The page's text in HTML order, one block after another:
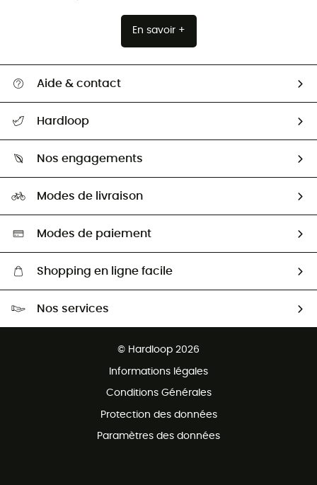
En savoir +
Aide & contact
Retour & remboursement
Guide des tailles
Seconde Main
Aide & Contact
Hardloop
HardGuides
Nos engagements
Sélection éco-responsable
Modes de livraison
Modes de paiement
Shopping en ligne facile
Nos services
© Hardloop 2026
Informations légales
Conditions Générales
Protection des données
Paramètres des données